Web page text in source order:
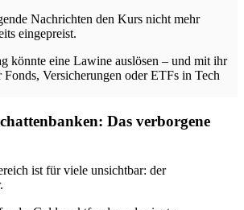
Nachrichten den Kurs nicht mehr
eingepreist.
könnte eine Lawine auslösen – und mit ihr
Versicherungen oder ETFs in Tech
Das verborgene
ist für viele unsichtbar: der